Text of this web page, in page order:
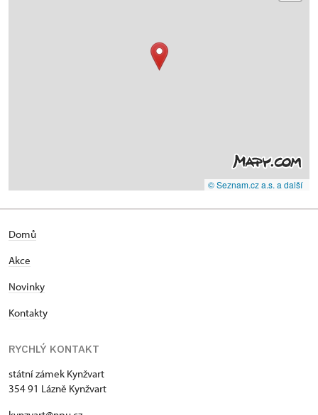
© Seznam.cz a.s. a další
Domů
Akce
Novinky
Kontakty
RYCHLÝ KONTAKT
státní zámek Kynžvart
354 91 Lázně Kynžvart